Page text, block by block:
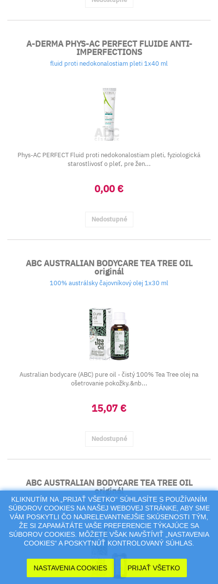
A-DERMA PHYS-AC PERFECT FLUIDE ANTI-
IMPERFECTIONS
fluid proti nedokonalostiam pleti 1x40 ml
Phys-AC PERFECT Fluid proti nedokonalostiam pleti, fyziologická
starostlivosť o pleť, pre žen...
0,00 €
Nedostupné
ABC AUSTRALIAN BODYCARE TEA TREE OIL
originál
100% austrálsky čajovníkový olej 1x30 ml
Australian bodycare (ABC) pure oil - čistý 100% Tea Tree olej na
ošetrovanie pokožky.&nb...
15,07 €
Nedostupné
ABC AUSTRALIAN BODYCARE TEA TREE OIL
originál
100% austrálsky čajovníkový olej 1x10 ml
KLIKNUTÍM NA „PRIJAŤ VŠETKO“ SÚHLASÍTE S POUŽÍVANÍM
SÚBOROV COOKIES NA NAŠEJ WEBOVEJ STRÁNKE, ABY SME
VÁM POSKYTLI ČO NAJRELEVANTNEJŠIE SKÚSENOSTI TÝM,
ŽE SI ZAPAMÄTÁTE VAŠE PREFERENCIE TÝKAJÚCE SA
SÚBOROV COOKIES. MÔŽETE VŠAK NAVŠTÍVIŤ „NASTAVENIA
COOKIES“ A POSKYTNÚŤ KONTROLOVANÝ SÚHLAS.
NASTAVENIA COOKIES PRIJAŤ VŠETKO